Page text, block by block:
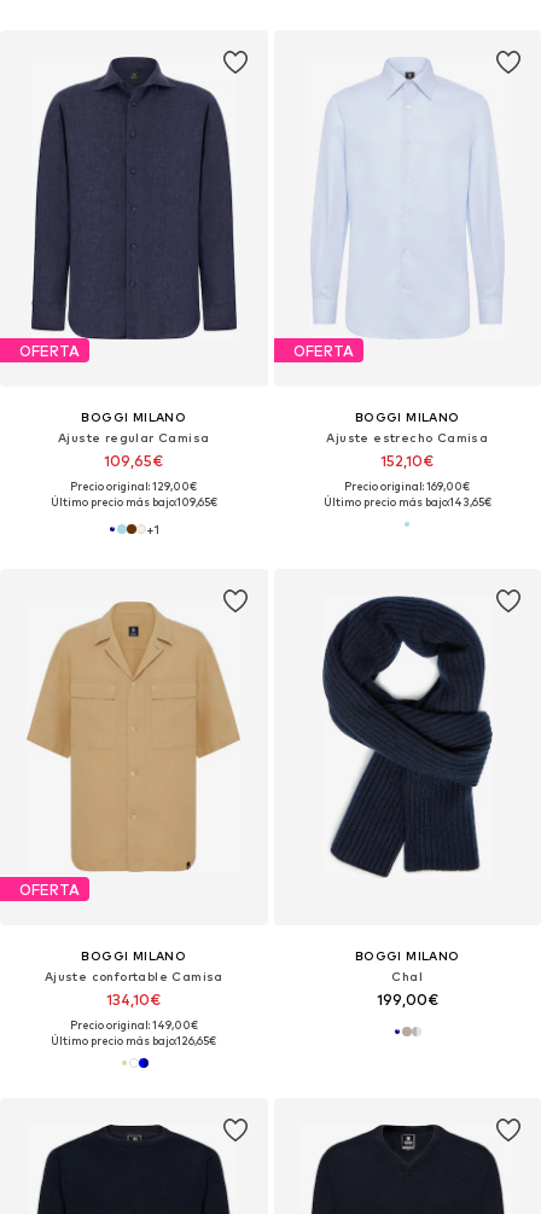
OFERTA
BOGGI MILANO
Ajuste regular Camisa
109,65€
Precio original: 129,00€
Último precio más bajo:109,65€
+1
OFERTA
BOGGI MILANO
Ajuste estrecho Camisa
152,10€
Precio original: 169,00€
Último precio más bajo:143,65€
OFERTA
BOGGI MILANO
Ajuste confortable Camisa
134,10€
Precio original: 149,00€
Último precio más bajo:126,65€
BOGGI MILANO
Chal
199,00€